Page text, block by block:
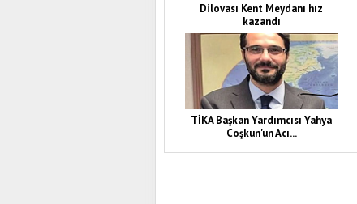
Dilovası Kent Meydanı hız
kazandı
TİKA Başkan Yardımcısı Yahya
Coşkun'un Acı...